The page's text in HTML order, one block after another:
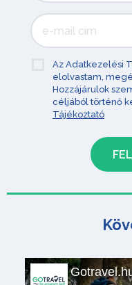
Az Adatkezelési
elolvastam,
Hozzájárulok
céljából történő
Tájékoztató